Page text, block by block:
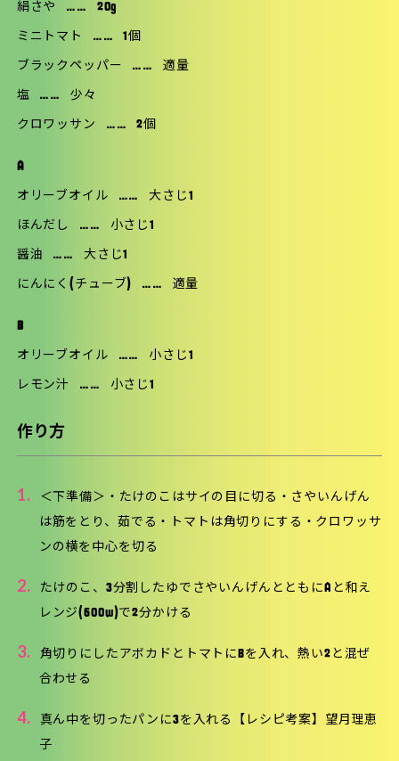
絹さや …… 20g
ミニトマト …… 1個
ブラックペッパー …… 適量
塩 …… 少々
クロワッサン …… 2個
A
オリーブオイル …… 大さじ1
ほんだし …… 小さじ1
醤油 …… 大さじ1
にんにく(チューブ) …… 適量
B
オリーブオイル …… 小さじ1
レモン汁 …… 小さじ1
作り方
1.
＜下準備＞・たけのこはサイの目に切る・さやいんげん
は筋をとり、茹でる・トマトは角切りにする・クロワッサ
ンの横を中心を切る
2.
たけのこ、3分割したゆでさやいんげんとともにAと和え
レンジ(600w)で2分かける
3.
角切りにしたアボカドとトマトにBを入れ、熱い2と混ぜ
合わせる
4.
真ん中を切ったパンに3を入れる【レシピ考案】望月理恵
子